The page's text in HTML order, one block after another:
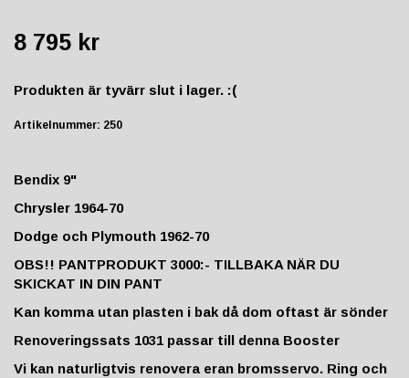
8 795 kr
Produkten är tyvärr slut i lager. :(
Artikelnummer: 250
Bendix 9"
Chrysler 1964-70
Dodge och Plymouth 1962-70
OBS!! PANTPRODUKT 3000:- TILLBAKA NÄR DU
SKICKAT IN DIN PANT
Kan komma utan plasten i bak då dom oftast är sönder
Renoveringssats 1031 passar till denna Booster
Vi kan naturligtvis renovera eran bromsservo. Ring och